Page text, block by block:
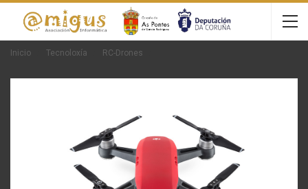
Inicio Tecnoloxía RC-Drones